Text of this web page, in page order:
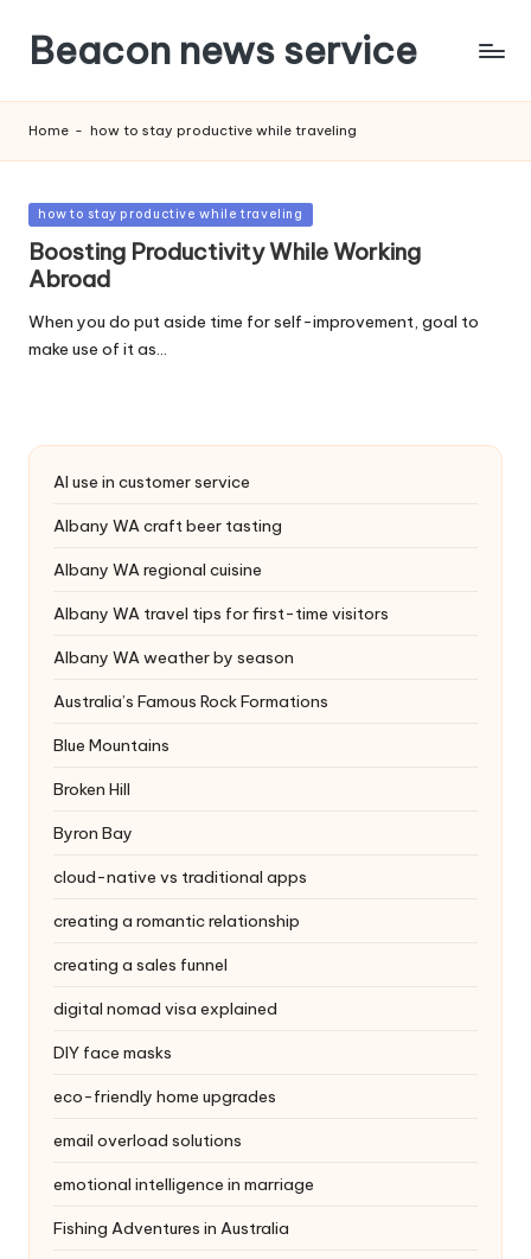
Beacon news service
Home - how to stay productive while traveling
Posted
in
how to stay productive while traveling
Boosting Productivity While Working
Abroad
When you do put aside time for self-improvement, goal to
make use of it as…
AI use in customer service
Albany WA craft beer tasting
Albany WA regional cuisine
Albany WA travel tips for first-time visitors
Albany WA weather by season
Australia’s Famous Rock Formations
Blue Mountains
Broken Hill
Byron Bay
cloud-native vs traditional apps
creating a romantic relationship
creating a sales funnel
digital nomad visa explained
DIY face masks
eco-friendly home upgrades
email overload solutions
emotional intelligence in marriage
Fishing Adventures in Australia